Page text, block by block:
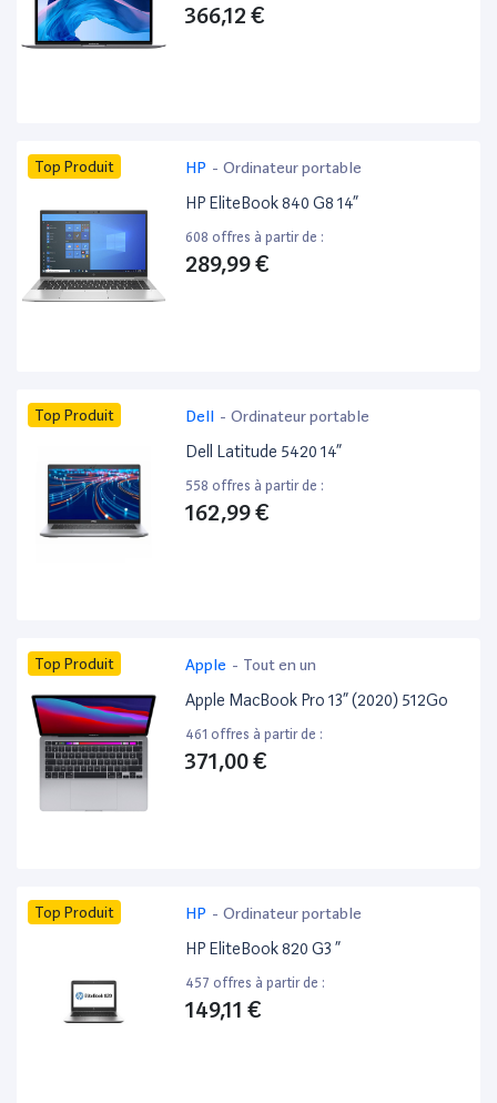
366,12 €
Top Produit HP - Ordinateur portable
HP EliteBook 840 G8 14”
608 offres à partir de :
289,99 €
Top Produit Dell - Ordinateur portable
Dell Latitude 5420 14”
558 offres à partir de :
162,99 €
Top Produit Apple - Tout en un
Apple MacBook Pro 13” (2020) 512Go
461 offres à partir de :
371,00 €
Top Produit HP - Ordinateur portable
HP EliteBook 820 G3 ”
457 offres à partir de :
149,11 €